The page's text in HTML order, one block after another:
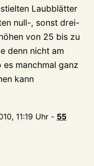
Laubblätter
null-, sonst drei-
von 25 bis zu
denn nicht am
es manchmal ganz
kann
11:19 Uhr - 55